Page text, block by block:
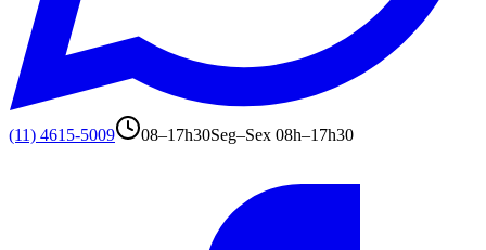
(11) 4615-5009 08–17h30Seg–Sex 08h–17h30